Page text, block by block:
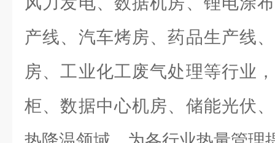
产线、汽车烤房、药品生产线
房、工业化工废气处理等行业
柜、数据中心机房、储能光伏